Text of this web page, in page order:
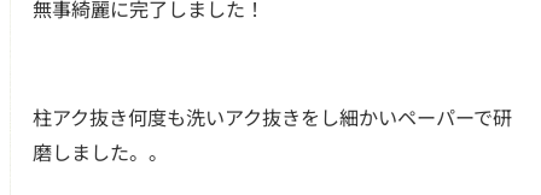
無事綺麗に完了しました！
柱アク抜き何度も洗いアク抜きをし細かいペーパーで研
磨しました。。